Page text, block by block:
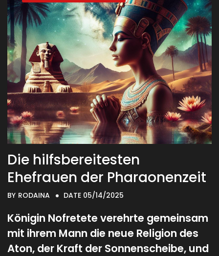
Die hilfsbereitesten
Ehefrauen der Pharaonenzeit
BY RODAINA DATE 05/14/2025
Königin Nofretete verehrte gemeinsam
mit ihrem Mann die neue Religion des
Aton, der Kraft der Sonnenscheibe, und